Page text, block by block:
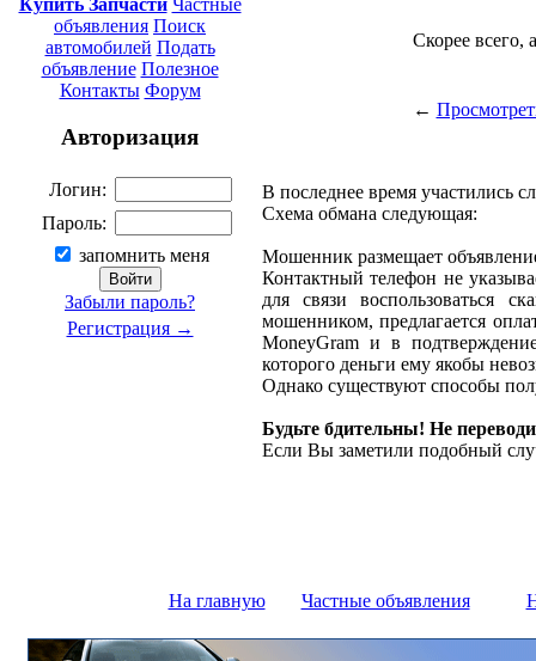
объявления Поиск
автомобилей Подать
объявление Полезное
Контакты Форум
Авторизация
Логин:
Пароль:
запомнить меня
Забыли пароль?
Регистрация →
Скорее всего,
←
В последнее время участились
Схема обмана следующая:
Мошенник размещает
Контактный телефон не
для связи воспользоваться
мошенником, предлагается
MoneyGram и в
которого деньги ему якобы
Однако существуют способы
Будьте бдительны! Не
Если Вы заметили подобный
На главную Частные объявления